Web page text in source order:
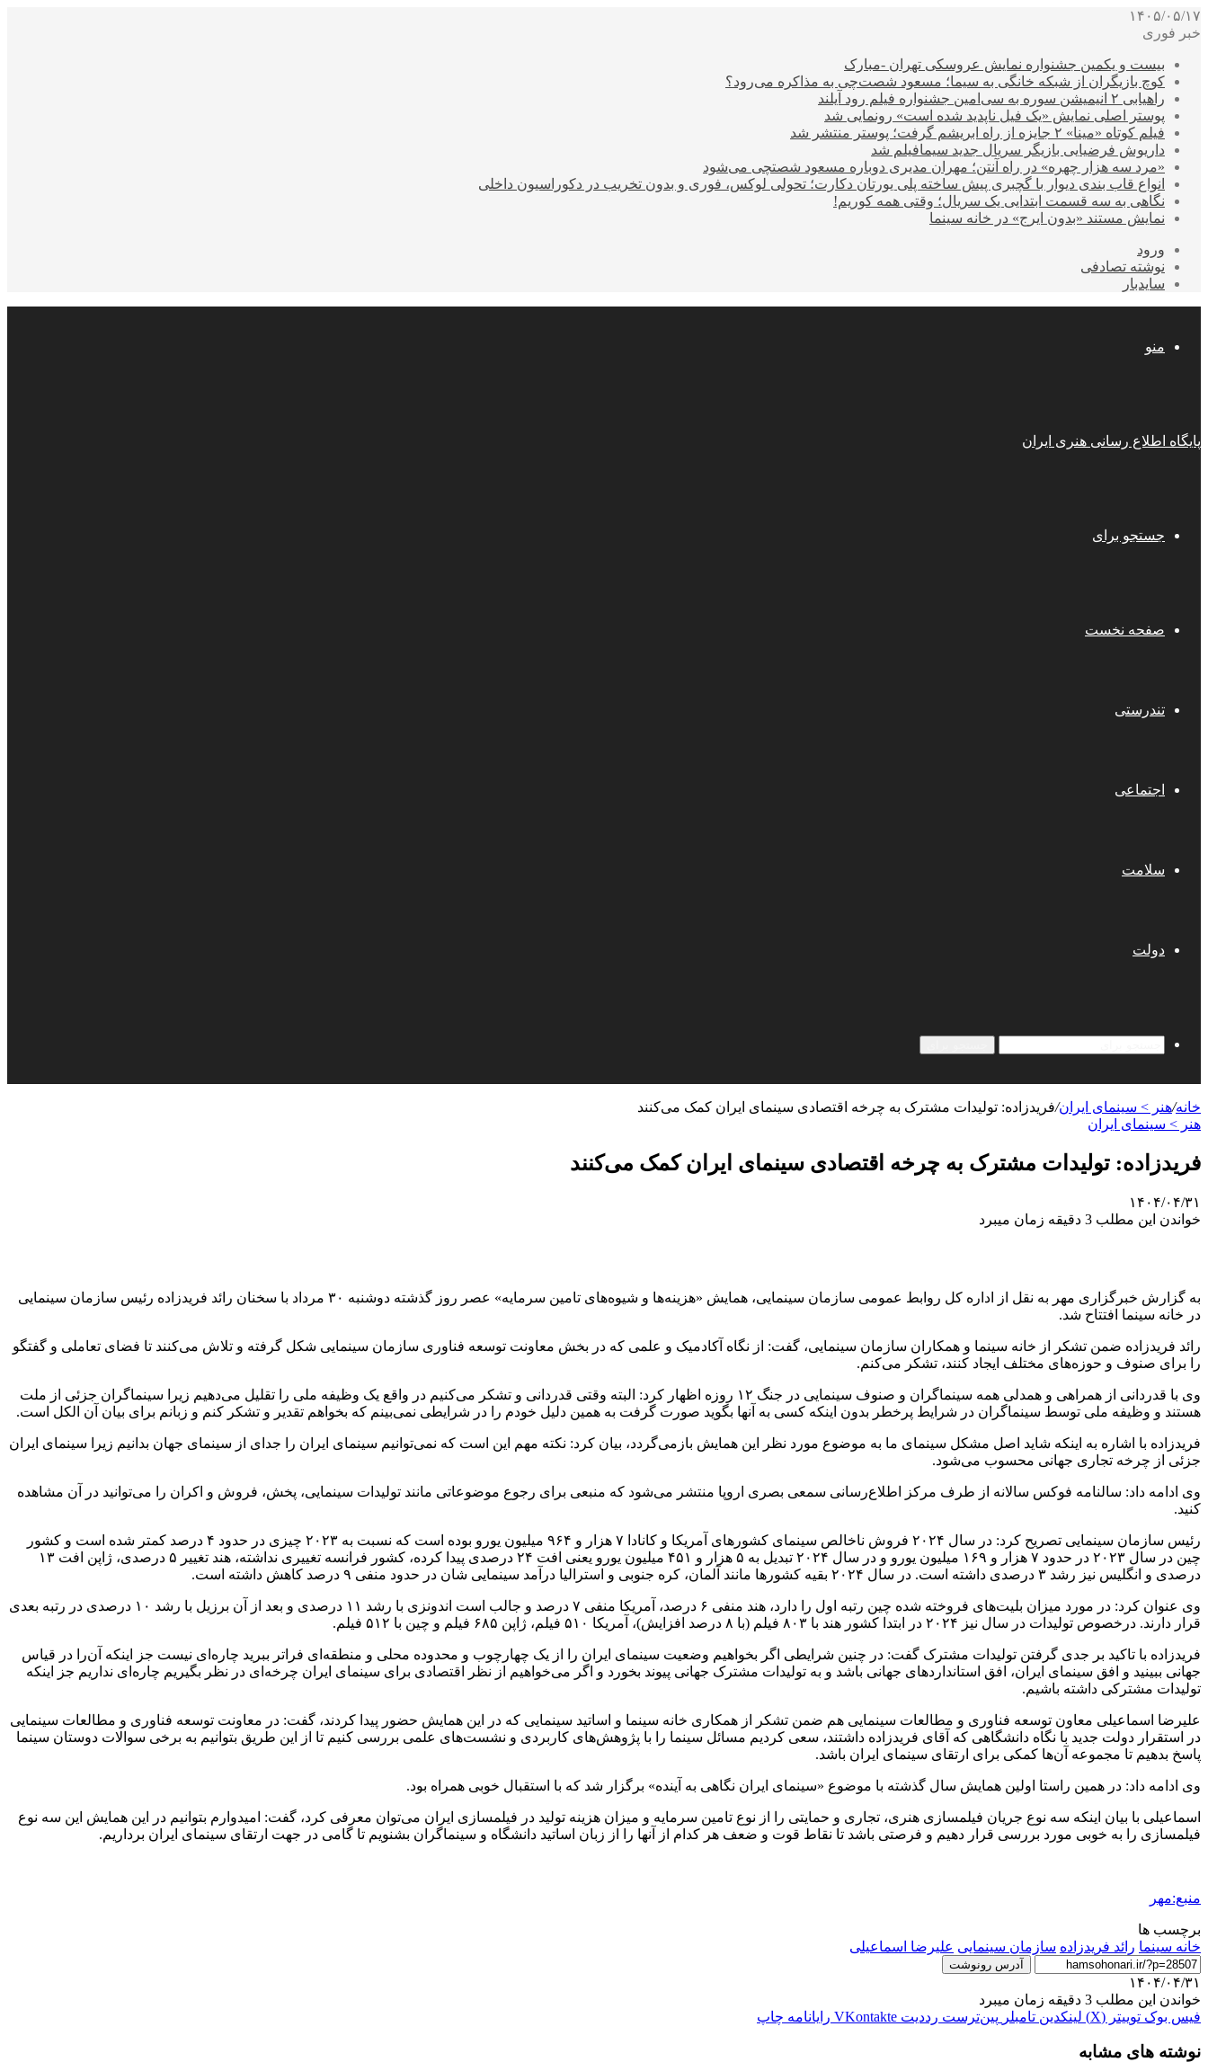
۱۴۰۵/۰۵/۱۷
خبر فوری
بیست و یکمین جشنواره نمایش عروسکی تهران -مبارک
کوچ بازیگران از شبکه خانگی به سیما؛ مسعود شصت‌چی به مذاکره می‌رود؟
راهیابی ۲ انیمیشن سوره به سی‌امین جشنواره فیلم رود آیلند
پوستر اصلی نمایش «یک فیل ناپدید شده است» رونمایی شد
فیلم کوتاه «مینا» ۲ جایزه از راه ابریشم گرفت؛ پوستر منتشر شد
داریوش فرضیایی بازیگر سریال جدید سیمافیلم شد
«مرد سه هزار چهره» در راه آنتن؛ مهران مدیری دوباره مسعود شصتچی می‌شود
انواع قاب بندی دیوار با گچبری پیش ساخته پلی یورتان دکارت؛ تحولی لوکس، فوری و بدون تخریب در دکوراسیون داخلی
نگاهی به سه قسمت ابتدایی یک سریال؛ وقتی همه کوریم!
نمایش مستند «بدون ایرج» در خانه سینما
ورود
نوشته تصادفی
سایدبار
منو
پایگاه اطلاع رسانی هنری ایران
جستجو برای
صفحه نخست
تندرستی
اجتماعی
سلامت
دولت
خانه/هنر > سینمای ایران/فریدزاده: تولیدات مشترک به چرخه اقتصادی سینمای ایران کمک می‌کنند
هنر > سینمای ایران
فریدزاده: تولیدات مشترک به چرخه اقتصادی سینمای ایران کمک می‌کنند
۱۴۰۴/۰۴/۳۱
خواندن این مطلب 3 دقیقه زمان میبرد
به گزارش خبرگزاری مهر به نقل از اداره کل روابط عمومی سازمان سینمایی، همایش «هزینه‌ها و شیوه‌های تامین سرمایه» عصر روز گذشته دوشنبه ۳۰ مرداد با سخنان رائد فریدزاده رئیس سازمان سینمایی
در خانه سینما افتتاح شد.
رائد فریدزاده ضمن تشکر از خانه سینما و همکاران سازمان سینمایی، گفت: از نگاه آکادمیک و علمی که در بخش معاونت توسعه فناوری سازمان سینمایی شکل گرفته و تلاش می‌کنند تا فضای تعاملی و گفتگو
را برای صنوف و حوزه‌های مختلف ایجاد کنند، تشکر می‌کنم.
وی با قدردانی از همراهی و همدلی همه سینماگران و صنوف سینمایی در جنگ ۱۲ روزه اظهار کرد: البته وقتی قدردانی و تشکر می‌کنیم در واقع یک وظیفه ملی را تقلیل می‌دهیم زیرا سینماگران جزئی از ملت
هستند و وظیفه ملی توسط سینماگران در شرایط پرخطر بدون اینکه کسی به آنها بگوید صورت گرفت به همین دلیل خودم را در شرایطی نمی‌بینم که بخواهم تقدیر و تشکر کنم و زبانم برای بیان آن الکل است.
فریدزاده با اشاره به اینکه شاید اصل مشکل سینمای ما به موضوع مورد نظر این همایش بازمی‌گردد، بیان کرد: نکته مهم این است که نمی‌توانیم سینمای ایران را جدای از سینمای جهان بدانیم زیرا سینمای ایران
جزئی از چرخه تجاری جهانی محسوب می‌شود.
وی ادامه داد: سالنامه فوکس سالانه از طرف مرکز اطلاع‌رسانی سمعی بصری اروپا منتشر می‌شود که منبعی برای رجوع موضوعاتی مانند تولیدات سینمایی، پخش، فروش و اکران را می‌توانید در آن مشاهده
کنید.
رئیس سازمان سینمایی تصریح کرد: در سال ۲۰۲۴ فروش ناخالص سینمای کشورهای آمریکا و کانادا ۷ هزار و ۹۶۴ میلیون یورو بوده است که نسبت به
چیزی در حدود ۴ درصد کمتر شده است و کشور
چین در سال ۲۰۲۳ در حدود ۷ هزار و ۱۶۹ میلیون یورو و در سال ۲۰۲۴ تبدیل به ۵ هزار و ۴۵۱ میلیون یورو یعنی افت ۲۴ درصدی پیدا کرده، کشور فرانسه تغییری نداشته، هند تغییر ۵ درصدی، ژاپن افت ۱۳
درصدی و انگلیس نیز رشد ۳ درصدی داشته است. در سال ۲۰۲۴ بقیه کشورها مانند آلمان، کره جنوبی و استرالیا درآمد سینمایی شان در حدود منفی ۹ درصد کاهش داشته است.
وی عنوان کرد: در مورد میزان بلیت‌های فروخته شده چین رتبه اول را دارد، هند منفی ۶ درصد، آمریکا منفی ۷ درصد و جالب است اندونزی با رشد ۱۱ درصدی و بعد از آن برزیل با رشد ۱۰ درصدی در رتبه بعدی
قرار دارند. درخصوص تولیدات در سال نیز
در ابتدا کشور هند با ۸۰۳ فیلم (با ۸ درصد افزایش)، آمریکا ۵۱۰ فیلم، ژاپن ۶۸۵ فیلم و چین با ۵۱۲ فیلم.
فریدزاده با تاکید بر جدی گرفتن تولیدات مشترک گفت: در چنین شرایطی اگر بخواهیم وضعیت سینمای ایران را از یک چهارچوب و محدوده محلی و منطقه‌ای فراتر ببرید چاره‌ای نیست جز اینکه آن‌را در قیاس
جهانی ببینید و افق سینمای ایران، افق استانداردهای جهانی باشد و به تولیدات مشترک جهانی پیوند بخورد و اگر می‌خواهیم از نظر اقتصادی برای سینمای ایران چرخه‌ای در نظر بگیریم چاره‌ای نداریم جز اینکه
تولیدات مشترکی داشته باشیم.
علیرضا اسماعیلی معاون توسعه فناوری و مطالعات سینمایی هم ضمن تشکر از همکاری خانه سینما و اساتید سینمایی که در این همایش حضور پیدا کردند، گفت: در معاونت توسعه فناوری و مطالعات سینمایی
در استقرار دولت جدید با نگاه دانشگاهی که آقای فریدزاده داشتند، سعی کردیم مسائل سینما را با پژوهش‌های کاربردی و نشست‌های علمی بررسی کنیم تا از این طریق بتوانیم به برخی سوالات دوستان سینما
پاسخ بدهیم تا مجموعه آن‌ها کمکی برای ارتقای سینمای ایران باشد.
وی ادامه داد: در همین راستا اولین همایش سال گذشته با موضوع «سینمای ایران نگاهی به آینده» برگزار شد که با استقبال خوبی همراه بود.
اسماعیلی با بیان اینکه سه نوع جریان فیلمسازی هنری، تجاری و حمایتی را از نوع تامین سرمایه و میزان هزینه تولید در فیلمسازی ایران می‌توان معرفی کرد، گفت: امیدوارم بتوانیم در این همایش این سه نوع
فیلمسازی را به خوبی مورد بررسی قرار دهیم و فرصتی باشد تا نقاط قوت و ضعف هر کدام از آنها را از زبان اساتید دانشگاه و سینماگران بشنویم تا گامی در جهت ارتقای سینمای ایران برداریم.
منبع:مهر
برچسب ها
خانه سینما رائد فریدزاده سازمان سینمایی علیرضا اسماعیلی
آدرس رونوشت
۱۴۰۴/۰۴/۳۱
خواندن این مطلب 3 دقیقه زمان میبرد
فیس بوک توییتر (X) لینکدین ‫تامبلر ‫پین‌ترست ‫رددیت ‫VKontakte رایانامه چاپ
نوشته های مشابه